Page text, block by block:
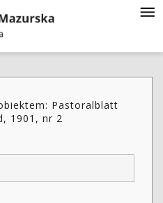
Pastoralblatt
1901, nr 2